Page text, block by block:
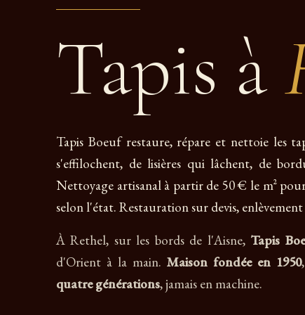
Tapis à
Tapis Boeuf restaure, répare et nettoie les
s'effilochent, de lisières qui lâchent, de
Nettoyage artisanal à partir de 50 € le m²
selon l'état. Restauration sur devis, enlèvement
À Rethel, sur les bords de l'Aisne, Tapis
d'Orient à la main. Maison fondée en 1950
quatre générations, jamais en machine.